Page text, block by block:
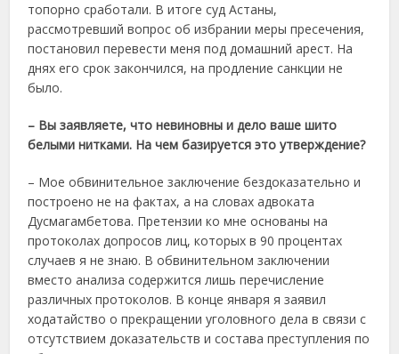
топорно сработали. В итоге суд Астаны,
рассмотревший вопрос об избрании меры пресечения,
постановил перевести меня под домашний арест. На
днях его срок закончился, на продление санкции не
было.
– Вы заявляете, что невиновны и дело ваше шито
белыми нитками. На чем базируется это утверждение?
– Мое обвинительное заключение бездоказательно и
построено не на фактах, а на словах адвоката
Дусмагамбетова. Претензии ко мне основаны на
протоколах допросов лиц, которых в 90 процентах
случаев я не знаю. В обвинительном заключении
вместо анализа содержится лишь перечисление
различных протоколов. В конце января я заявил
ходатайство о прекращении уголовного дела в связи с
отсутствием доказательств и состава преступления по